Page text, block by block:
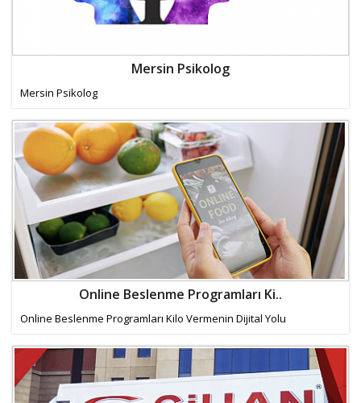
Mersin Psikolog
Mersin Psikolog
Online Beslenme Programları Ki..
Online Beslenme Programları Kilo Vermenin Dijital Yolu